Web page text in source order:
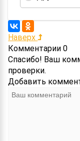
Наверх
Комментарии0
Спасибо! Ваш
проверки.
Добавить